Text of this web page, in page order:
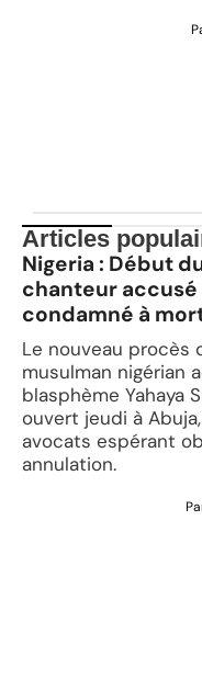
Articles
Nigeria : Début
chanteur
condamné à
Le nouveau procès
musulman nigérian
blasphème Yahaya
ouvert jeudi à
avocats espérant
annulation.